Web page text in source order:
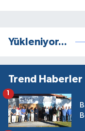
Yükleniyor...
Trend Haberler
1